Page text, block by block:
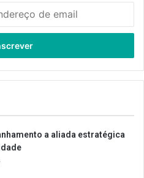
a aliada estratégica